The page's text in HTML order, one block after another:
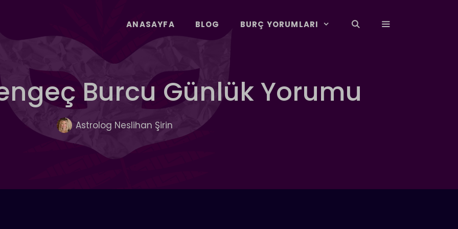
ANASAYFA BLOG BURÇ YORUMLARI
Burcu Günlük Yorumu
Astrolog Neslihan Şirin